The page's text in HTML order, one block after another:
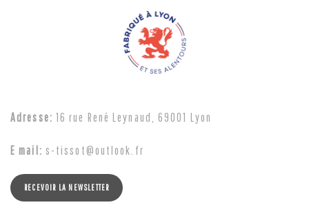
Adresse: 16 rue René Leynaud, 69001 Lyon
E mail: s-tissot@outlook.fr
RECEVOIR LA NEWSLETTER